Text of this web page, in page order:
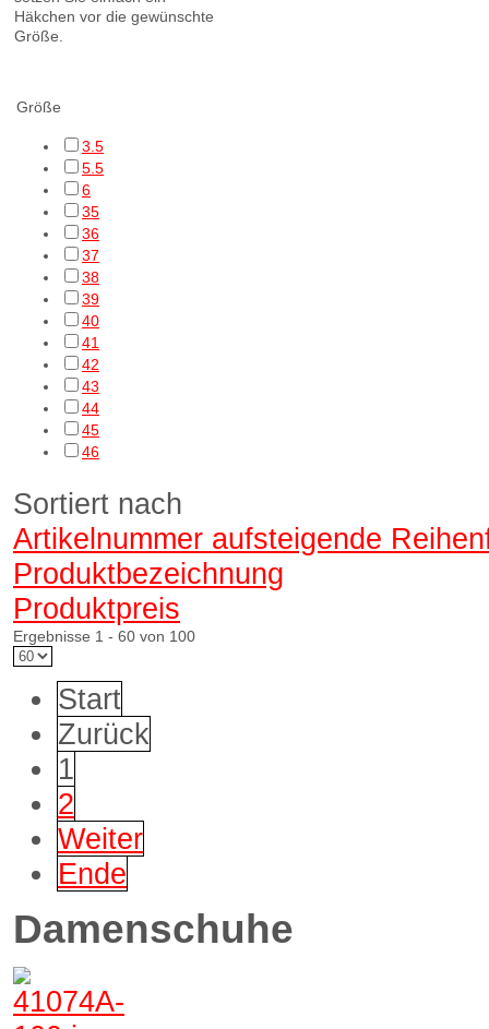
Häkchen vor die gewünschte
Größe.
Größe
3.5
5.5
6
35
36
37
38
39
40
41
42
43
44
45
46
Sortiert nach
Artikelnummer aufsteigende
Produktbezeichnung
Produktpreis
Ergebnisse 1 - 60 von 100
Start
Zurück
1
2
Weiter
Ende
Damenschuhe